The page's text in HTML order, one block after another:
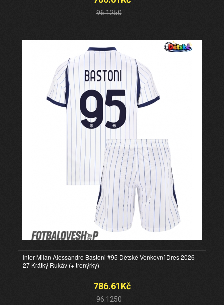
96.1250
Inter Milan Alessandro Bastoni #95 Dětské Venkovní Dres 2026-
27 Krátký Rukáv (+ trenýrky)
786.61Kč
96.1250